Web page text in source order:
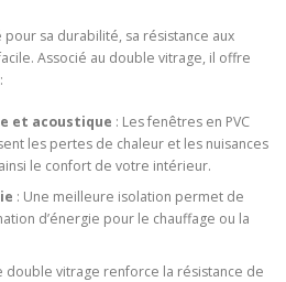
pour sa durabilité, sa résistance aux
Associé au double vitrage, il offre
et acoustique : Les fenêtres en PVC
les pertes de chaleur et les nuisances
le confort de votre intérieur.
: Une meilleure isolation permet de
d’énergie pour le chauffage ou la
double vitrage renforce la résistance de